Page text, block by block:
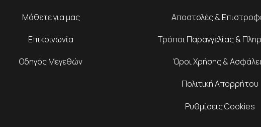
Μάθετε για μας
Επικοινωνία
Οδηγός Μεγεθών
Αποστολές &
Τρόποι Παραγγελίας &
Όροι Χρήσης &
Πολιτική Απορρήτου
Ρυθμίσεις Cookies